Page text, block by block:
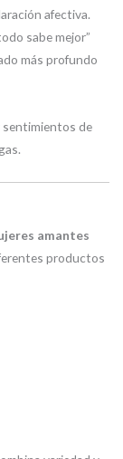
afectiva.
sabe mejor”
más profundo
sentimientos de
amantes
productos